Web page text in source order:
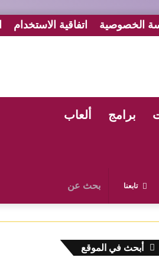
الخصوصية اتفاقية الاستخدام
برامج ألعاب
تابعنا
أبحث في الموقع